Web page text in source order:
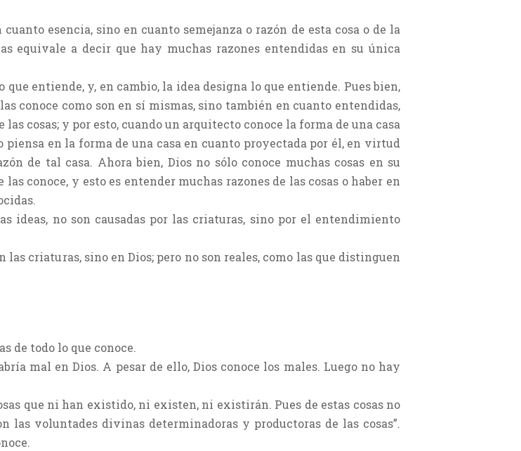
esencia, sino en cuanto semejanza o razón de esta cosa o de la
equivale a decir que hay muchas razones entendidas en su única
entiende, y, en cambio, la idea designa lo que entiende. Pues bien,
conoce como son en sí mismas, sino también en cuanto entendidas,
cosas; y por esto, cuando un arquitecto conoce la forma de una casa
piensa en la forma de una casa en cuanto proyectada por él, en virtud
de tal casa. Ahora bien, Dios no sólo conoce muchas cosas en su
conoce, y esto es entender muchas razones de las cosas o haber en
ideas, no son causadas por las criaturas, sino por el entendimiento
criaturas, sino en Dios; pero no son reales, como las que distinguen
de todo lo que conoce.
mal en Dios. A pesar de ello, Dios conoce los males. Luego no hay
que ni han existido, ni existen, ni existirán. Pues de estas cosas no
las voluntades divinas determinadoras y productoras de las cosas”.